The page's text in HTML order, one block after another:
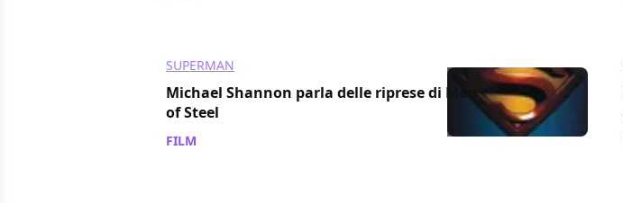
SUPERMAN
Michael Shannon parla delle riprese di Man
of Steel
FILM